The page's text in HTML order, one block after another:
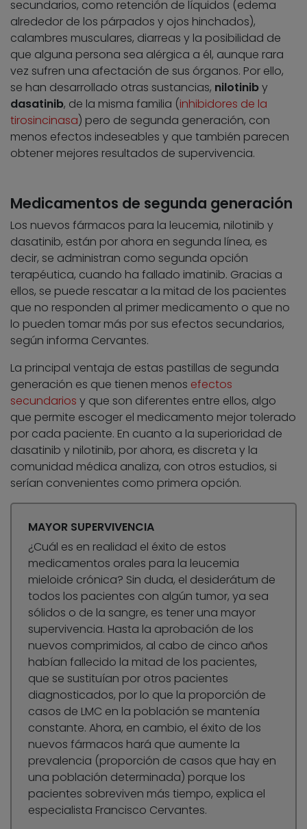
secundarios, como retención de líquidos (edema
alrededor de los párpados y ojos hinchados),
calambres musculares, diarreas y la posibilidad de
que alguna persona sea alérgica a él, aunque rara
vez sufren una afectación de sus órganos. Por ello,
se han desarrollado otras sustancias, nilotiniby
dasatinib, de la misma familia (inhibidores de la
tirosincinasa) pero de segunda generación, con
menos efectos indeseables y que también parecen
obtener mejores resultados de supervivencia.
Medicamentos de segunda generación
Los nuevos fármacos para la leucemia, nilotinib y
dasatinib, están por ahora en segunda línea, es
decir, se administran como segunda opción
terapéutica, cuando ha fallado imatinib. Gracias a
ellos, se puede rescatar a la mitad de los pacientes
que no responden al primer medicamento o que no
lo pueden tomar más por sus efectos secundarios,
según informa Cervantes.
La principal ventaja de estas pastillas de segunda
generación es que tienen menos efectos
secundarios y que son diferentes entre ellos, algo
que permite escoger el medicamento mejor tolerado
por cada paciente. En cuanto a la superioridad de
dasatinib y nilotinib, por ahora, es discreta y la
comunidad médica analiza, con otros estudios, si
serían convenientes como primera opción.
MAYOR SUPERVIVENCIA
¿Cuál es en realidad el éxito de estos
medicamentos orales para la leucemia
mieloide crónica? Sin duda, el desiderátum de
todos los pacientes con algún tumor, ya sea
sólidos o de la sangre, es tener una mayor
supervivencia. Hasta la aprobación de los
nuevos comprimidos, al cabo de cinco años
habían fallecido la mitad de los pacientes,
que se sustituían por otros pacientes
diagnosticados, por lo que la proporción de
casos de LMC en la población se mantenía
constante. Ahora, en cambio, el éxito de los
nuevos fármacos hará que aumente la
prevalencia (proporción de casos que hay en
una población determinada) porque los
pacientes sobreviven más tiempo, explica el
especialista Francisco Cervantes.